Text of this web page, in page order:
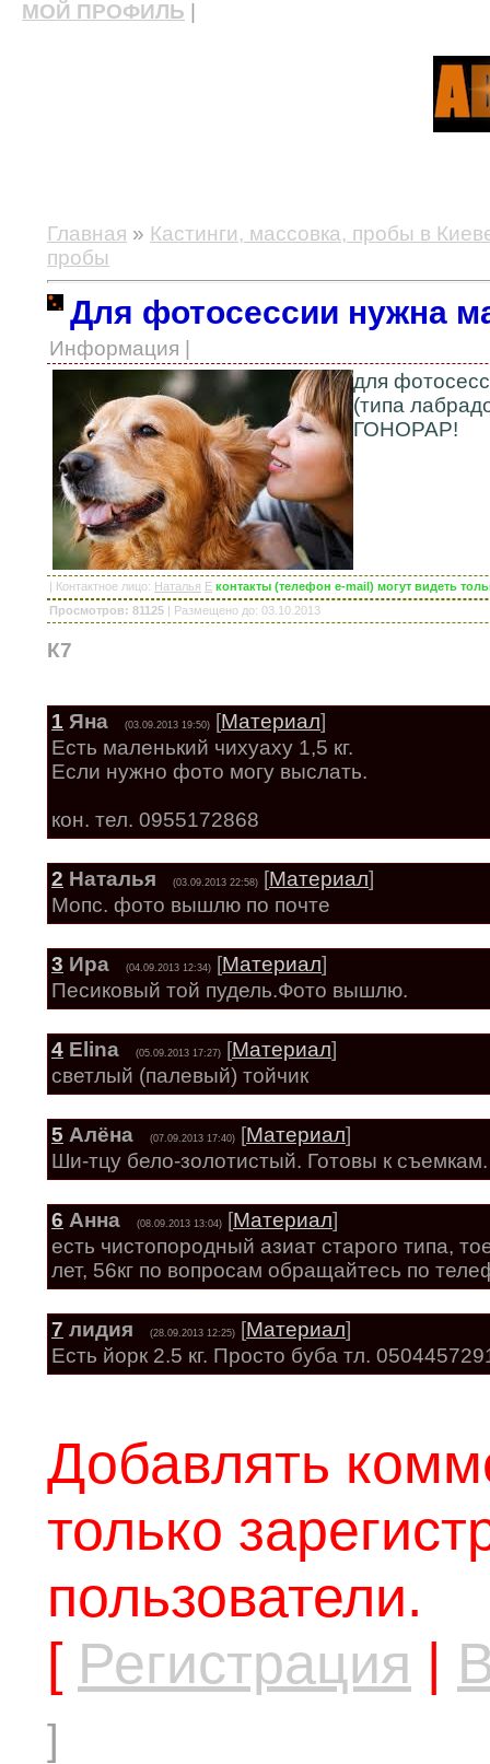
МОЙ ПРОФИЛЬ
Главная » Кастинги, массовка, пробы в
пробы
Для фотосессии нужна
Информация |
для
(типа
ГОНОРАР!
| Контактное лицо: Наталья E контакты (телефон e-mail) могут видеть
Просмотров: 81125 | Размещено до: 03.10.2013
К7
1 Яна (03.09.2013 19:50) [Материал]
Есть маленький чихуаху 1,5 кг.
Если нужно фото могу выслать.
кон. тел. 0955172868
2 Наталья (03.09.2013 22:58) [Материал]
Мопс. фото вышлю по почте
3 Ира (04.09.2013 12:34) [Материал]
Песиковый той пудель.Фото вышлю.
4 Elina (05.09.2013 17:27) [Материал]
светлый (палевый) тойчик
5 Алёна (07.09.2013 17:40) [Материал]
Ши-тцу бело-золотистый. Готовы к съемкам.
6 Анна (08.09.2013 13:04) [Материал]
есть чистопородный азиат старого типа,
лет, 56кг по вопросам обращайтесь по
7 лидия (28.09.2013 12:25) [Материал]
Есть йорк 2.5 кг. Просто буба тл.
Добавлять
только
пользователи.
[ Регистрация |
]